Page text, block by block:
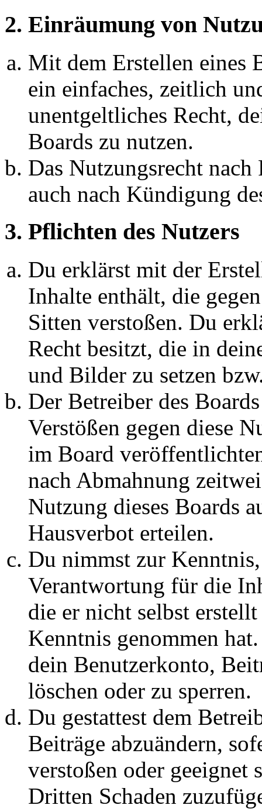
2. Einräumung von
Mit dem Erstellen eines
ein einfaches, zeitlich
unentgeltliches Recht,
Boards zu nutzen.
Das Nutzungsrecht
auch nach Kündigung
3. Pflichten des Nutzers
Du erklärst mit der
Inhalte enthält, die
Sitten verstoßen. Du
Recht besitzt, die in
und Bilder zu setzen
Der Betreiber des
Verstößen gegen diese
im Board
nach Abmahnung
Nutzung dieses Boards
Hausverbot erteilen.
Du nimmst zur
Verantwortung für die
die er nicht selbst
Kenntnis genommen
dein Benutzerkonto,
löschen oder zu sperren.
Du gestattest dem
Beiträge abzuändern,
verstoßen oder geeignet
Dritten Schaden